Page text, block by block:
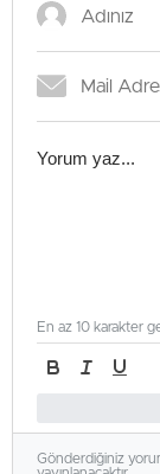
En az 10 karakter
Gönderdiğiniz